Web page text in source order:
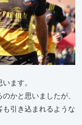
ます。
かと思いましたが、
引き込まれるような